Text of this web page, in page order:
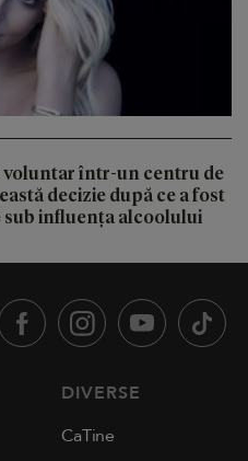
voluntar într-un centru de
decizie după ce a fost
influența alcoolului
DIVERSE
CaTine